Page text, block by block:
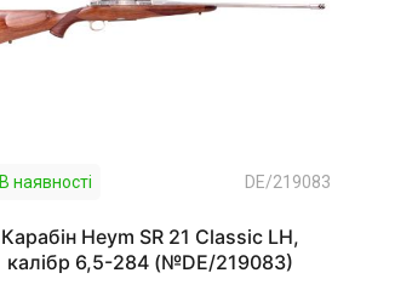
В наявності DE/219083
Карабін Heym SR 21 Classic LH,
калібр 6,5-284 (№DE/219083)